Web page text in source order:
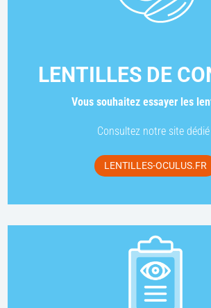
LENTILLES DE
Vous souhaitez essayer les
Consultez notre site dédié
LENTILLES-OCULUS.FR